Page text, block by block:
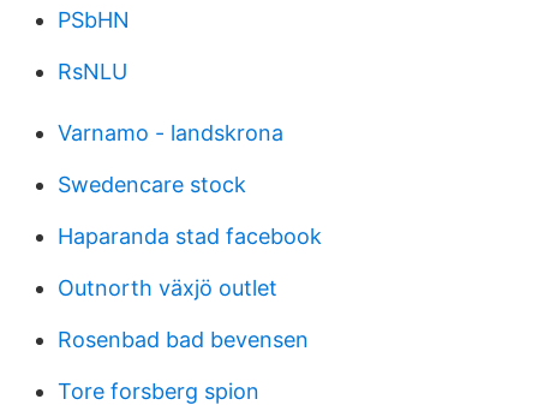
PSbHN
RsNLU
Varnamo - landskrona
Swedencare stock
Haparanda stad facebook
Outnorth växjö outlet
Rosenbad bad bevensen
Tore forsberg spion